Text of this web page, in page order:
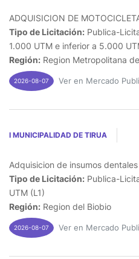
ADQUISICION DE
Tipo de Licitación: Publica-
1.000 UTM e inferior a 5.000
Región: Region Metropolitana
2026-08-07 Ver en Mercado
I MUNICIPALIDAD DE TIRUA
Adquisicion de insumos
Tipo de Licitación: Publica-
UTM (L1)
Región: Region del Biobio
2026-08-07 Ver en Mercado